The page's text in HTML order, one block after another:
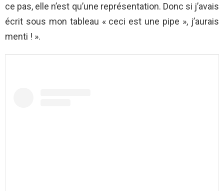
ce pas, elle n’est qu’une représentation. Donc si j’avais
écrit sous mon tableau « ceci est une pipe », j’aurais
menti ! ».